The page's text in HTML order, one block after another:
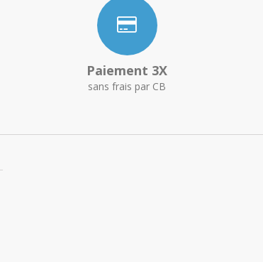
Paiement 3X
sans frais par CB